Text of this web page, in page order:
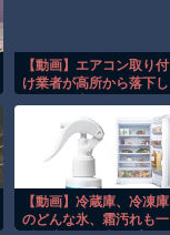
【動画】エアコン取り付
け業者が高所から落下し
【動画】冷蔵庫、冷凍庫
のどんな氷、霜汚れも一